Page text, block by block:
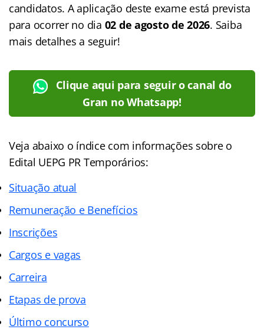
candidatos. A aplicação deste exame está prevista
para ocorrer no dia 02 de agosto de 2026. Saiba
mais detalhes a seguir!
Clique aqui para seguir o canal do
Gran no Whatsapp!
Veja abaixo o índicecom informações sobre o
Edital UEPG PR Temporários:
Situação atual
Remuneração e Benefícios
Inscrições
Cargos e vagas
Carreira
Etapas de prova
Último concurso